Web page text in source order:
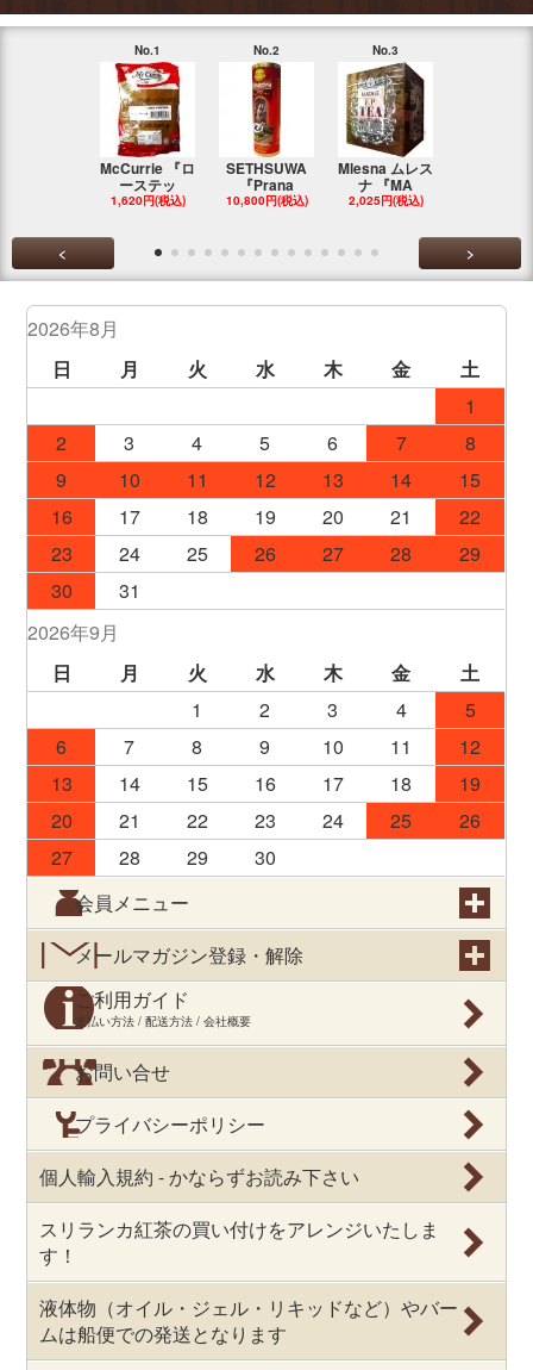
No.1
McCurrie 『ロ
ーステッ
1,620円(税込)
No.2
SETHSUWA
『Prana
10,800円(税込)
No.3
Mlesna ムレス
ナ 『MA
2,025円(税込)
< >
2026年8月
日
月 火 水 木 金
土
1
2
3 4 5 6 7
8
9
10 11 12 13 14
15
16
17 18 19 20 21
22
23
24 25 26 27 28
29
30
31
2026年9月
日
月 火 水 木 金
土
1
2 3 4
5
6
7 8 9 10 11
12
13
14 15 16 17 18
19
20
21 22 23 24 25
26
27
28 29
30
会員メニュー
メールマガジン登録・解除
ご利用ガイド
支払い方法 / 配送方法 / 会社概要
お問い合せ
プライバシーポリシー
個人輸入規約 - かならずお読み下さい
スリランカ紅茶の買い付けをアレンジいたしま
す！
液体物（オイル・ジェル・リキッドなど）やバー
ムは船便での発送となります